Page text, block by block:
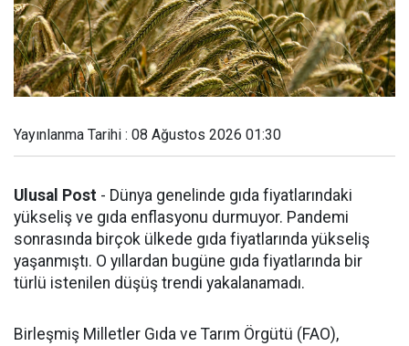
Yayınlanma Tarihi : 08 Ağustos 2026 01:30
Ulusal Post - Dünya genelinde gıda fiyatlarındaki
yükseliş ve gıda enflasyonu durmuyor. Pandemi
sonrasında birçok ülkede gıda fiyatlarında yükseliş
yaşanmıştı. O yıllardan bugüne gıda fiyatlarında bir
türlü istenilen düşüş trendi yakalanamadı.
Birleşmiş Milletler Gıda ve Tarım Örgütü (FAO),